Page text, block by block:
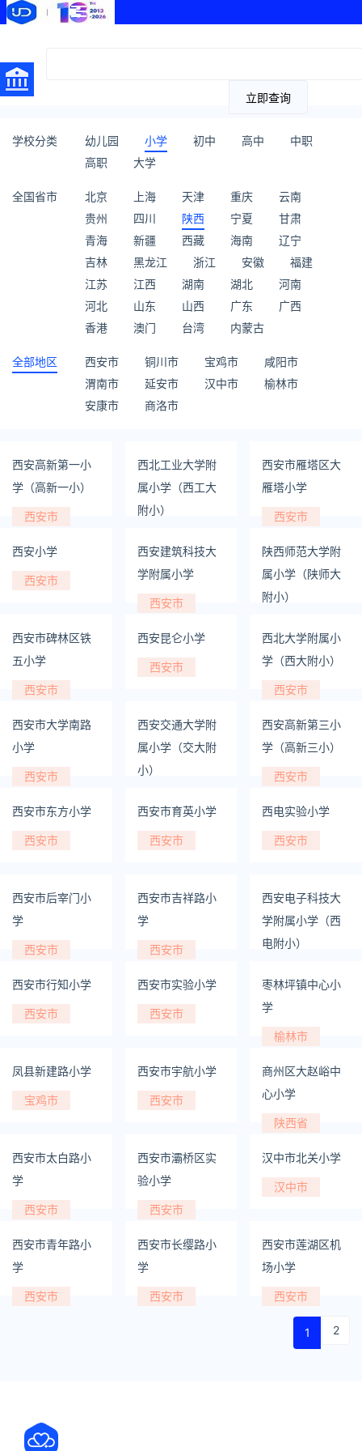
立即查询
学校分类 幼儿园 小学 初中 高中
中职
高职
大学
全国省市 北京 上海 天津 重庆
云南
贵州
四川 陕西 宁夏
甘肃
青海
新疆 西藏 海南
辽宁
吉林
黑龙江 浙江 安徽
福建
江苏
江西 湖南 湖北
河南
河北
山东 山西 广东
广西
香港
澳门 台湾 内蒙古
全部地区 西安市 铜川市 宝鸡市
咸阳市
渭南市
延安市 汉中市
榆林市
安康市
商洛市
西安高新第一小
学（高新一小）
西安市
西北工业大学附
属小学（西工大
附小）
西安市雁塔区大
雁塔小学
西安市
西安小学
西安市
西安建筑科技大
学附属小学
西安市
陕西师范大学附
属小学（陕师大
附小）
西安市碑林区铁
五小学
西安市
西安昆仑小学
西安市
西北大学附属小
学（西大附小）
西安市
西安市大学南路
小学
西安市
西安交通大学附
属小学（交大附
小）
西安高新第三小
学（高新三小）
西安市
西安市东方小学
西安市
西安市育英小学
西安市
西电实验小学
西安市
西安市后宰门小
学
西安市
西安市吉祥路小
学
西安市
西安电子科技大
学附属小学（西
电附小）
西安市行知小学
西安市
西安市实验小学
西安市
枣林坪镇中心小
学
榆林市
凤县新建路小学
宝鸡市
西安市宇航小学
西安市
商州区大赵峪中
心小学
陕西省
西安市太白路小
学
西安市
西安市灞桥区实
验小学
西安市
汉中市北关小学
汉中市
西安市青年路小
学
西安市
西安市长缨路小
学
西安市
西安市莲湖区机
场小学
西安市
1 2